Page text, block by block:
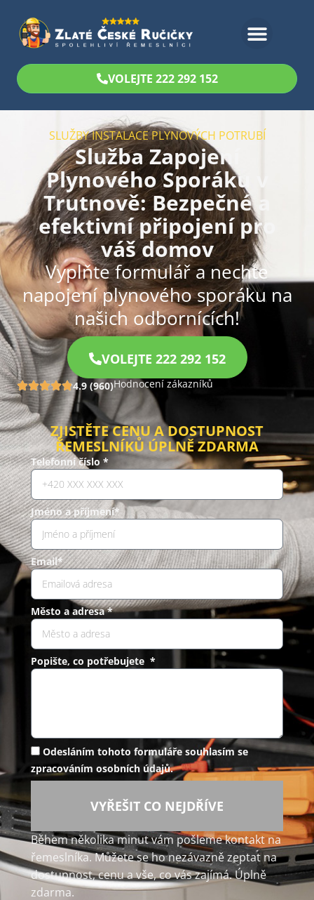
VOLEJTE 222 292 152
SLUŽBY INSTALACE PLYNOVÝCH POTRUBÍ
Služba Zapojení
Plynového Sporáku v
Trutnově: Bezpečné a
efektivní připojení pro
váš domov
Vyplňte formulář a nechte
napojení plynového sporáku na
našich odbornících!
VOLEJTE 222 292 152
4.9 (960)Hodnocení zákazníků
ZJISTĚTE CENU A DOSTUPNOST
ŘEMESLNÍKŮ ÚPLNĚ ZDARMA
Telefonní číslo *
Jméno a příjmení*
Email*
Město a adresa *
Popište, co potřebujete *
Odesláním tohoto formuláře souhlasím se
zpracováním osobních údajů.
VYŘEŠIT CO NEJDŘÍVE
Během několika minut vám pošleme kontakt na
řemeslníka. Můžete se ho nezávazně zeptat na
dostupnost, cenu a vše, co vás zajímá. Úplně
zdarma.